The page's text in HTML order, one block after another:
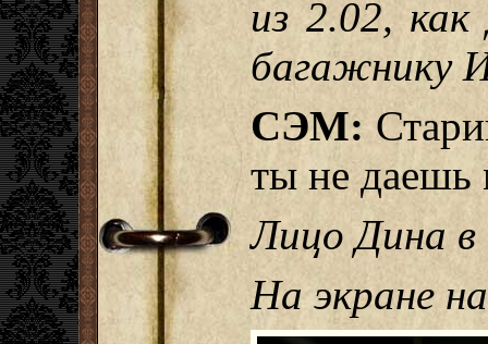
из 2.02,
багажнику
СЭМ:
ты не даешь
Лицо Дина
На экране